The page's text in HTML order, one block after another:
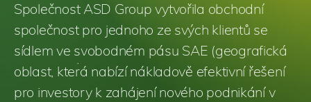
Společnost ASD Group vytvořila obchodní
společnost pro jednoho ze svých klientů se
sídlem ve svobodném pásu SAE (geografická
oblast, která nabízí nákladově efektivní řešení
pro investory k zahájení nového podnikání v